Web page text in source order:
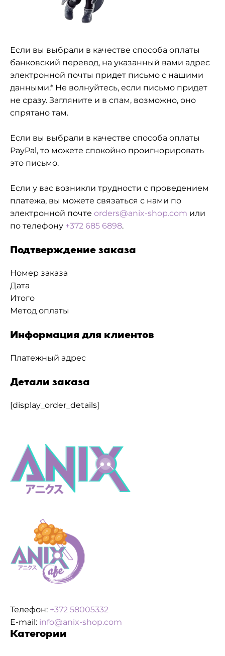
Если вы выбрали в качестве способа оплаты
банковский перевод, на указанный вами адрес
электронной почты придет письмо с нашими
данными.* Не волнуйтесь, если письмо придет
не сразу. Загляните и в спам, возможно, оно
спрятано там.
Если вы выбрали в качестве способа оплаты
PayPal, то можете спокойно проигнорировать
это письмо.
Если у вас возникли трудности с проведением
платежа, вы можете связаться с нами по
электронной почте orders@anix-shop.com или
по телефону +372 685 6898.
Подтверждение заказа
Номер заказа
Дата
Итого
Метод оплаты
Информация для клиентов
Платежный адрес
Детали заказа
[display_order_details]
Телефон: +372 58005332
E-mail: info@anix-shop.com
Категории